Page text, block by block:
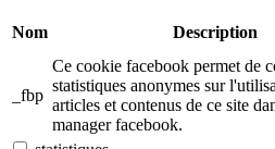
Nom Description
_fbp
Ce cookie facebook permet de
statistiques anonymes sur
articles et contenus de ce site
manager facebook.